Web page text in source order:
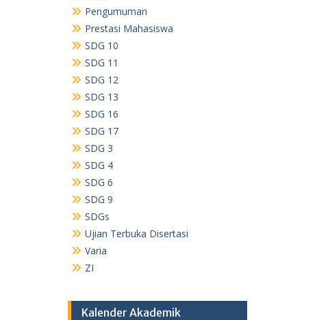
Pengumuman
Prestasi Mahasiswa
SDG 10
SDG 11
SDG 12
SDG 13
SDG 16
SDG 17
SDG 3
SDG 4
SDG 6
SDG 9
SDGs
Ujian Terbuka Disertasi
Varia
ZI
Kalender Akademik